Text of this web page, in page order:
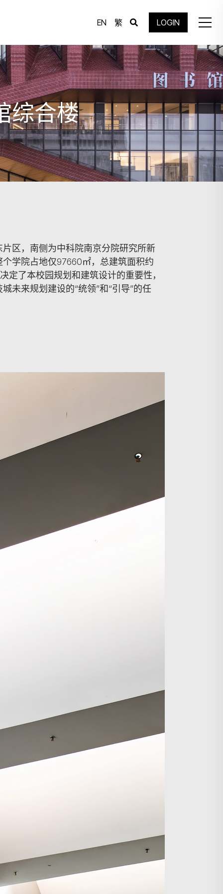
EN 繁 LOGIN
综合楼
区，南侧为中科院南京分院研究所新
学院占地仅97660㎡，总建筑面积约
定了本校园规划和建筑设计的重要性，
未来规划建设的“统领”和“引导”的任